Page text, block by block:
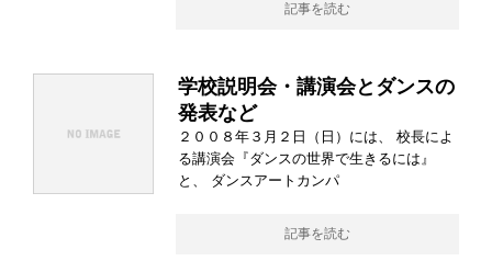
記事を読む
学校説明会・講演会とダンスの
発表など
２００８年３月２日（日）には、 校長によ
る講演会『ダンスの世界で生きるには』
と、 ダンスアートカンパ
記事を読む